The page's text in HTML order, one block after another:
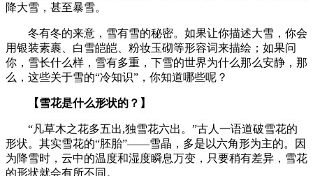
降大雪，甚至暴雪。
冬有冬的来意，雪有雪的秘密。如果让你描述大雪，你会
用银装素裹、白雪皑皑、粉妆玉砌等形容词来描绘；如果问
你，雪长什么样，雪有多重，下雪的世界为什么那么安静，那
么，这些关于雪的“冷知识”，你知道哪些呢？
【雪花是什么形状的？】
“凡草木之花多五出,独雪花六出。”古人一语道破雪花的
形状。其实雪花的“胚胎”——雪晶，多是以六角形为主的。因
为降雪时，云中的温度和湿度瞬息万变，只要稍有差异，雪花
的形状就会有所不同。